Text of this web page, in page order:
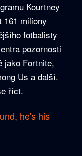
Kourtney
161 miliony
fotbalisty
pozornosti
jako Fortnite,
Us a další.
říct.
he's his